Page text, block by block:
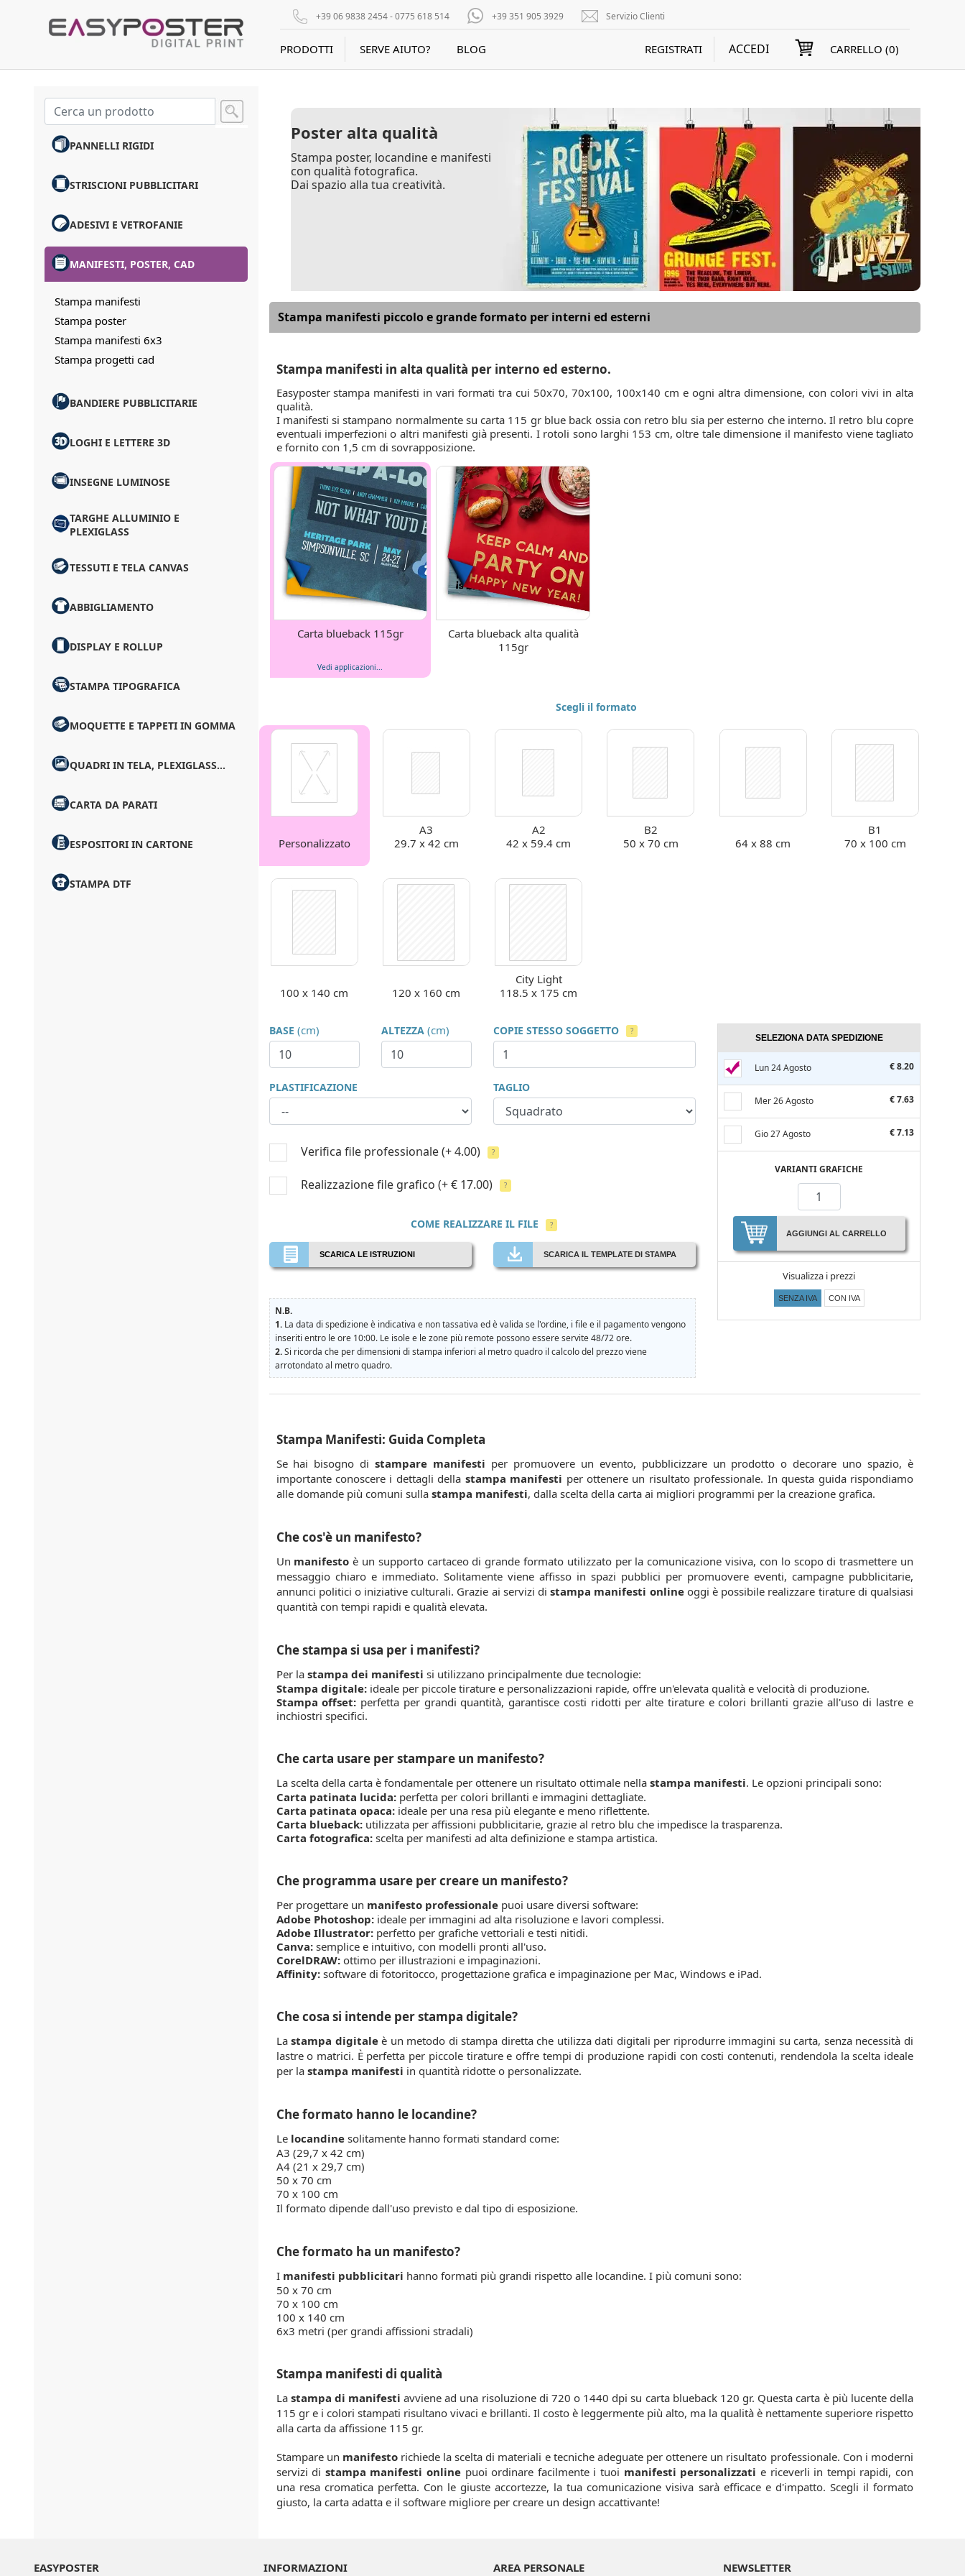
+39 06 9838 2454 - 0775 618 514 +39 351 905 3929 Servizio Clienti
PRODOTTI SERVE AIUTO? BLOG REGISTRATI ACCEDI CARRELLO (0)
PANNELLI RIGIDI
STRISCIONI PUBBLICITARI
ADESIVI E VETROFANIE
MANIFESTI, POSTER, CAD
Stampa manifesti
Stampa poster
Stampa manifesti 6x3
Stampa progetti cad
BANDIERE PUBBLICITARIE
LOGHI E LETTERE 3D
INSEGNE LUMINOSE
TARGHE ALLUMINIO E
PLEXIGLASS
TESSUTI E TELA CANVAS
ABBIGLIAMENTO
DISPLAY E ROLLUP
STAMPA TIPOGRAFICA
MOQUETTE E TAPPETI IN GOMMA
QUADRI IN TELA, PLEXIGLASS...
CARTA DA PARATI
ESPOSITORI IN CARTONE
STAMPA DTF
Poster alta qualità
Stampa poster, locandine e manifesti
con qualità fotografica.
Dai spazio alla tua creatività.
Stampa manifesti piccolo e grande formato per interni ed esterni
Stampa manifesti in alta qualità per interno ed esterno.
Easyposter stampa manifesti in vari formati tra cui 50x70, 70x100, 100x140 cm e ogni altra dimensione, con colori vivi in alta
qualità.
I manifesti si stampano normalmente su carta 115 gr blue back ossia con retro blu sia per esterno che interno. Il retro blu copre
eventuali imperfezioni o altri manifesti già presenti. I rotoli sono larghi 153 cm, oltre tale dimensione il manifesto viene tagliato
e fornito con 1,5 cm di sovrapposizione.
Carta blueback 115gr
Vedi applicazioni...
Carta blueback alta qualità
115gr
Scegli il formato
Personalizzato
A3
29.7 x 42 cm
A2
42 x 59.4 cm
B2
50 x 70 cm
64 x 88 cm
B1
70 x 100 cm
100 x 140 cm 120 x 160 cm
City Light
118.5 x 175 cm
BASE (cm) ALTEZZA (cm) COPIE STESSO SOGGETTO ?
PLASTIFICAZIONE TAGLIO
Verifica file professionale (+ 4.00) ?
Realizzazione file grafico (+ € 17.00) ?
COME REALIZZARE IL FILE ?
SCARICA LE ISTRUZIONI SCARICA IL TEMPLATE DI STAMPA
N.B.
1.La data di spedizione è indicativa e non tassativa ed è valida se l'ordine, i file e il pagamento vengono
inseriti entro le ore 10:00. Le isole e le zone più remote possono essere servite 48/72 ore.
2.Si ricorda che per dimensioni di stampa inferiori al metro quadro il calcolo del prezzo viene
arrotondato al metro quadro.
SELEZIONA DATA SPEDIZIONE
Lun 24 Agosto € 8.20
Mer 26 Agosto € 7.63
Gio 27 Agosto € 7.13
VARIANTI GRAFICHE
AGGIUNGI AL CARRELLO
Visualizza i prezzi
SENZA IVA CON IVA
Stampa Manifesti: Guida Completa
Se hai bisogno distampare manifesti per promuovere un evento, pubblicizzare un prodotto o decorare uno spazio, è
importante conoscere i dettagli della stampa manifesti per ottenere un risultato professionale. In questa guida rispondiamo
alle domande più comuni sulla stampa manifesti, dalla scelta della carta ai migliori programmi per la creazione grafica.
Che cos'è un manifesto?
Un manifesto è un supporto cartaceo di grande formato utilizzato per la comunicazione visiva, con lo scopo di trasmettere un
messaggio chiaro e immediato. Solitamente viene affisso in spazi pubblici per promuovere eventi, campagne pubblicitarie,
annunci politici o iniziative culturali. Grazie ai servizi distampa manifesti onlineoggi è possibile realizzare tirature di qualsiasi
quantità con tempi rapidi e qualità elevata.
Che stampa si usa per i manifesti?
Per la stampa dei manifesti si utilizzano principalmente due tecnologie:
Stampa digitale:ideale per piccole tirature e personalizzazioni rapide, offre un'elevata qualità e velocità di produzione.
Stampa offset: perfetta per grandi quantità, garantisce costi ridotti per alte tirature e colori brillanti grazie all'uso di lastre e
inchiostri specifici.
Che carta usare per stampare un manifesto?
La scelta della carta è fondamentale per ottenere un risultato ottimale nella stampa manifesti. Le opzioni principali sono:
Carta patinata lucida:perfetta per colori brillanti e immagini dettagliate.
Carta patinata opaca:ideale per una resa più elegante e meno riflettente.
Carta blueback:utilizzata per affissioni pubblicitarie, grazie al retro blu che impedisce la trasparenza.
Carta fotografica:scelta per manifesti ad alta definizione e stampa artistica.
Che programma usare per creare un manifesto?
Per progettare un manifesto professionalepuoi usare diversi software:
Adobe Photoshop:ideale per immagini ad alta risoluzione e lavori complessi.
Adobe Illustrator:perfetto per grafiche vettoriali e testi nitidi.
Canva:semplice e intuitivo, con modelli pronti all'uso.
CorelDRAW:ottimo per illustrazioni e impaginazioni.
Affinity:software di fotoritocco, progettazione grafica e impaginazione per Mac, Windows e iPad.
Che cosa si intende per stampa digitale?
Lastampa digitaleè un metodo di stampa diretta che utilizza dati digitali per riprodurre immagini su carta, senza necessità di
lastre o matrici. È perfetta per piccole tirature e offre tempi di produzione rapidi con costi contenuti, rendendola la scelta ideale
per la stampa manifesti in quantità ridotte o personalizzate.
Che formato hanno le locandine?
Le locandinesolitamente hanno formati standard come:
A3 (29,7 x 42 cm)
A4 (21 x 29,7 cm)
50 x 70 cm
70 x 100 cm
Il formato dipende dall'uso previsto e dal tipo di esposizione.
Che formato ha un manifesto?
I manifesti pubblicitari hanno formati più grandi rispetto alle locandine. I più comuni sono:
50 x 70 cm
70 x 100 cm
100 x 140 cm
6x3 metri (per grandi affissioni stradali)
Stampa manifesti di qualità
La stampa di manifesti avviene ad una risoluzione di 720 o 1440 dpi su carta blueback 120 gr. Questa carta è più lucente della
115 gr e i colori stampati risultano vivaci e brillanti. Il costo è leggermente più alto, ma la qualità è nettamente superiore rispetto
alla carta da affissione 115 gr.
Stampare un manifestorichiede la scelta di materiali e tecniche adeguate per ottenere un risultato professionale. Con i moderni
servizi di stampa manifesti online puoi ordinare facilmente i tuoi manifesti personalizzati e riceverli in tempi rapidi, con
una resa cromatica perfetta. Con le giuste accortezze, la tua comunicazione visiva sarà efficace e d'impatto. Scegli il formato
giusto, la carta adatta e il software migliore per creare un design accattivante!
EASYPOSTER INFORMAZIONI AREA PERSONALE NEWSLETTER